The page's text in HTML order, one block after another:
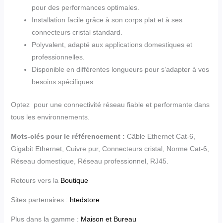
pour des performances optimales.
Installation facile grâce à son corps plat et à ses
connecteurs cristal standard.
Polyvalent, adapté aux applications domestiques et
professionnelles.
Disponible en différentes longueurs pour s’adapter à vos
besoins spécifiques.
Optez pour une connectivité réseau fiable et performante dans
tous les environnements.
Mots-clés pour le référencement : Câble Ethernet Cat-6,
Gigabit Ethernet, Cuivre pur, Connecteurs cristal, Norme Cat-6,
Réseau domestique, Réseau professionnel, RJ45.
Retours vers la Boutique
Sites partenaires : htedstore
Plus dans la gamme : Maison et Bureau